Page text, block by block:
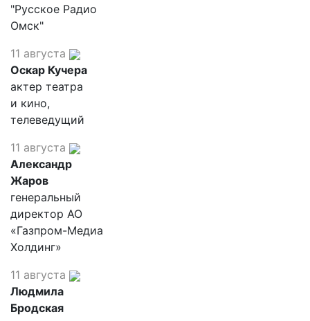
"Русское Радио
Омск"
11 августа
Оскар Кучера
актер театра
и кино,
телеведущий
11 августа
Александр
Жаров
генеральный
директор АО
«Газпром-Медиа
Холдинг»
11 августа
Людмила
Бродская